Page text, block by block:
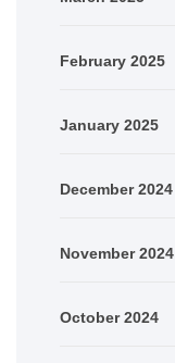
February 2025
January 2025
December 2024
November 2024
October 2024